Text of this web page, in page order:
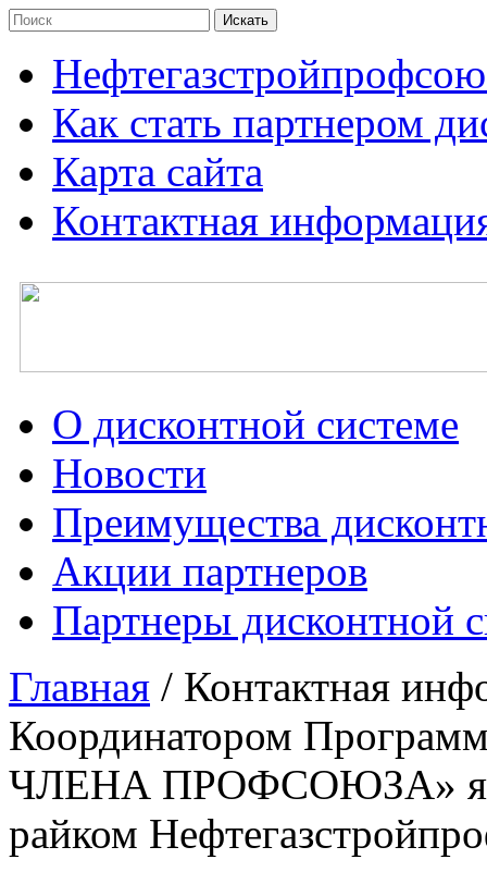
Как стать партнером
Карта сайта
Контактная
О дисконтной системе
Новости
Преимущества
Акции партнеров
Партнеры дисконтной
Главная / Контактная
Координатором
ЧЛЕНА ПРОФСОЮЗА»
райком